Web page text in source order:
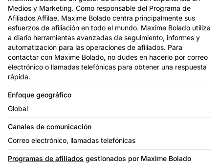
Medios y Marketing. Como responsable del Programa de
Afiliados Affilae, Maxime Bolado centra principalmente sus
esfuerzos de afiliación en todo el mundo. Maxime Bolado utiliza
a diario herramientas avanzadas de seguimiento, informes y
automatización para las operaciones de afiliados. Para
contactar con Maxime Bolado, no dudes en hacerlo por correo
electrónico o llamadas telefónicas para obtener una respuesta
rápida.
Enfoque geográfico
Global
Canales de comunicación
Correo electrónico, llamadas telefónicas
Programas de afiliados gestionados por Maxime Bolado